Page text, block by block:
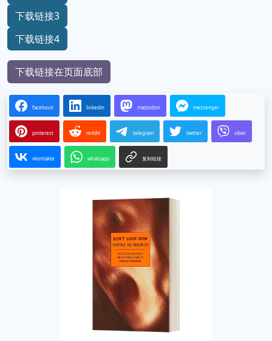
下载链接3
下载链接4
下载链接在页面底部
facebook linkedin mastodon messenger
pinterest reddit telegram twitter viber
vkontakte whatsapp 复制链接